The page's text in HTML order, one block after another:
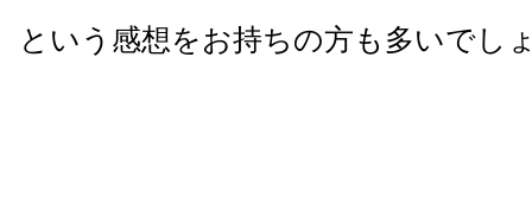
という感想をお持ちの方も多いでし